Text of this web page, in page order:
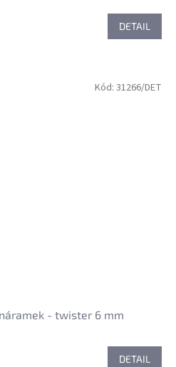
DETAIL
- twister 6 mm
DETAIL
Kód: 31266/DET